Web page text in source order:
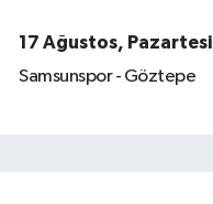
17 Ağustos, Pazartesi
Samsunspor - Göztepe